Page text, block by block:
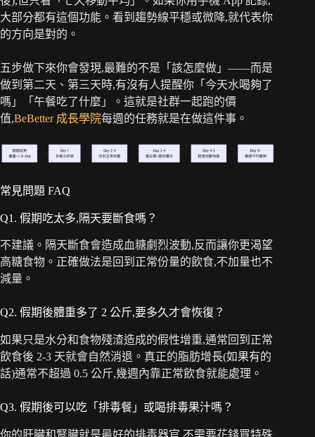
大部分都有這個功能。看到趨勢線平穩或微降,就代表你
的方向是對的。
五步做下來你會發現,最難的不是「該怎麼做」——而是
做到第二天、第三天時,有沒有人提醒你「今天水喝夠了
嗎」「午餐吃了什麼」。這就是社群一起跑的價
值,BeBetter 成長學院每週的任務就是在做這件事。
常見問題 FAQ
Q1. 假期吃太多,隔天要斷食嗎？
不建議。隔天斷食會造成血糖劇烈波動,反而讓你更渴望
高糖食物。正確做法是回到正常份量的飲食,不加量也不
減量。
Q2. 假期後體重多了 2 公斤,要多久才會恢復？
如果只是水分和食物殘渣造成的假性增重,通常回到正常
飲食後 2-3 天就會自然消退。真正的脂肪增長(如果有的
話)通常不超過 0.5 公斤,幾週內靠正常飲食就能處理。
Q3. 假期後可以吃「排毒餐」或喝排毒果汁嗎？
你的肝臟和腎臟就是最好的排毒器官,不需要花錢買特殊